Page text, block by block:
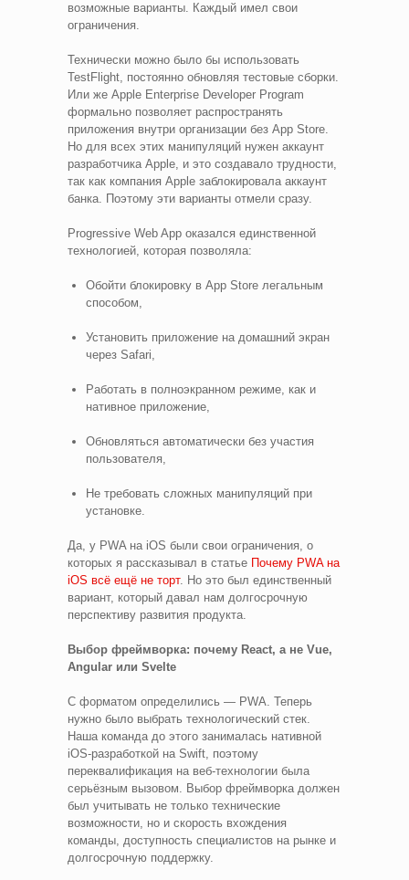
возможные варианты. Каждый имел свои
ограничения.
Технически можно было бы использовать
TestFlight, постоянно обновляя тестовые сборки.
Или же Apple Enterprise Developer Program
формально позволяет распространять
приложения внутри организации без App Store.
Но для всех этих манипуляций нужен аккаунт
разработчика Apple, и это создавало трудности,
так как компания Apple заблокировала аккаунт
банка. Поэтому эти варианты отмели сразу.
Progressive Web App оказался единственной
технологией, которая позволяла:
Обойти блокировку в App Store легальным
способом,
Установить приложение на домашний экран
через Safari,
Работать в полноэкранном режиме, как и
нативное приложение,
Обновляться автоматически без участия
пользователя,
Не требовать сложных манипуляций при
установке.
Да, у PWA на iOS были свои ограничения, о
которых я рассказывал в статье Почему PWA на
iOS всё ещё не торт. Но это был единственный
вариант, который давал нам долгосрочную
перспективу развития продукта.
Выбор фреймворка: почему React, а не Vue,
Angular или Svelte
С форматом определились — PWA. Теперь
нужно было выбрать технологический стек.
Наша команда до этого занималась нативной
iOS-разработкой на Swift, поэтому
переквалификация на веб-технологии была
серьёзным вызовом. Выбор фреймворка должен
был учитывать не только технические
возможности, но и скорость вхождения
команды, доступность специалистов на рынке и
долгосрочную поддержку.